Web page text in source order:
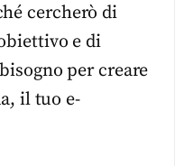
cercherò di
e di
per creare
il tuo e-